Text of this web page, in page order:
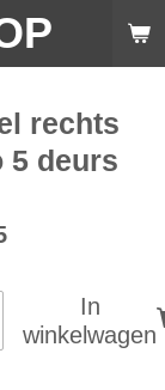
rechts
5 deurs
In
winkelwagen